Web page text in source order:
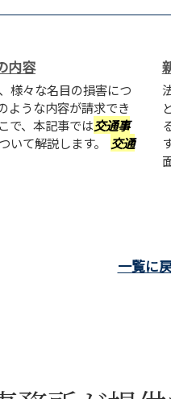
内容
様々な名目の損害につ
ような内容が請求でき
で、本記事では交通事
いて解説します。 交通
一覧に